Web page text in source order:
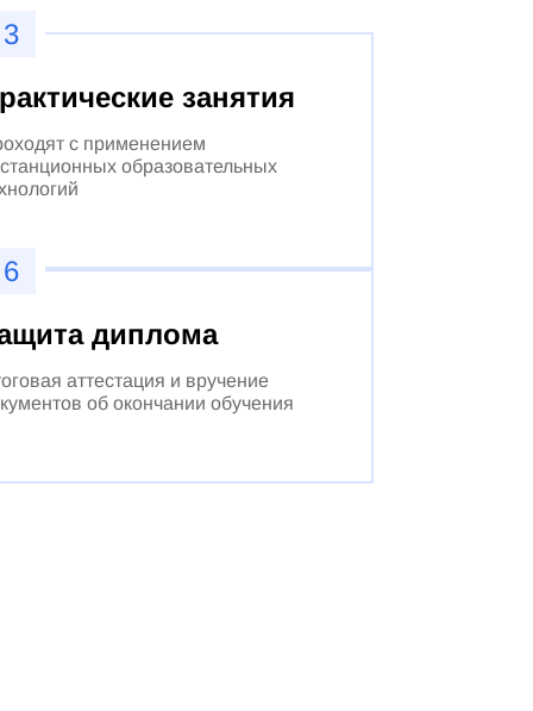
3
занятия
с применением
образовательных
6
диплома
аттестация и вручение
об окончании обучения